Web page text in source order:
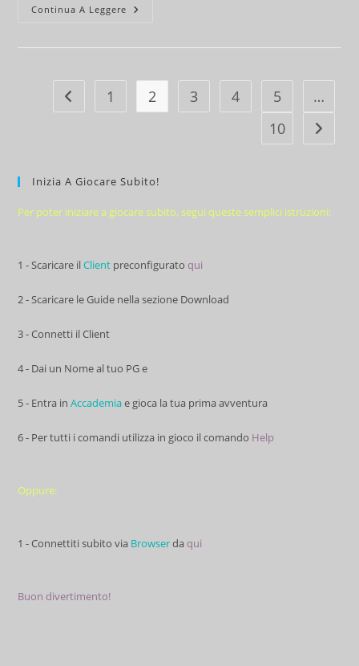
Continua A Leggere LEU
Vai alla pagina precedente
1 2 3 4 5
…
10
Vai alla
Inizia A Giocare Subito!
Per poter iniziare a giocare subito, segui queste semplici istruzioni:
1 - Scaricare ilClient preconfigurato qui
2 - Scaricare le Guide nella sezione Download
3 - Connetti il Client
4 - Dai un Nome al tuo PG e
5 - Entra inAccademiae gioca la tua prima avventura
6 - Per tutti i comandi utilizza in gioco il comando Help
Oppure:
1 - Connettiti subito via Browserda qui
Buon divertimento!